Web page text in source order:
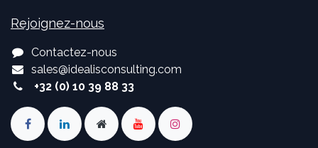
Rejoignez-nous
Contactez-nous
sales@idealisconsulting.com
+32 (0) 10 39 88 33